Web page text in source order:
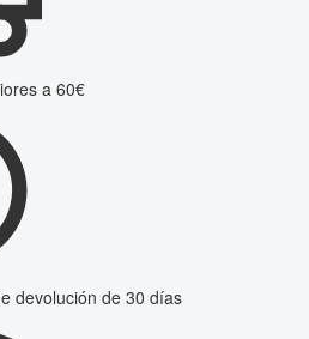
a 60€
devolución de 30 días